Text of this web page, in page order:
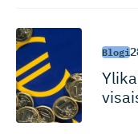
Blogi